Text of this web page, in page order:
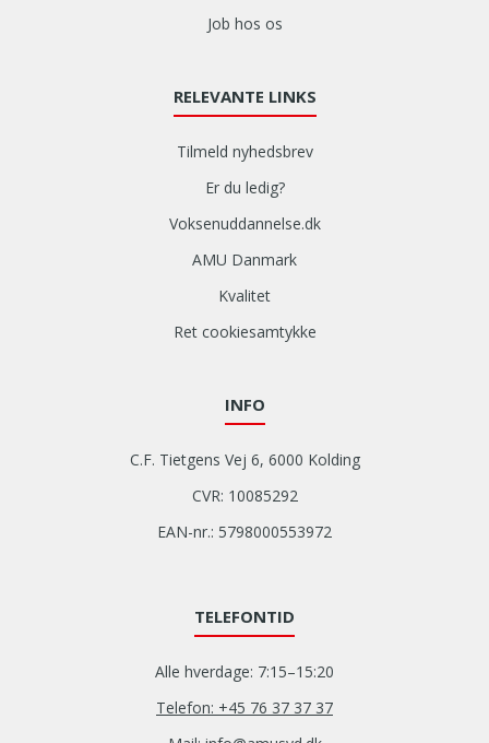
Job hos os
RELEVANTE LINKS
Tilmeld nyhedsbrev
Er du ledig?
Voksenuddannelse.dk
AMU Danmark
Kvalitet
Ret cookiesamtykke
INFO
C.F. Tietgens Vej 6, 6000 Kolding
CVR: 10085292
EAN-nr.: 5798000553972
TELEFONTID
Alle hverdage: 7:15–15:20
Telefon: +45 76 37 37 37